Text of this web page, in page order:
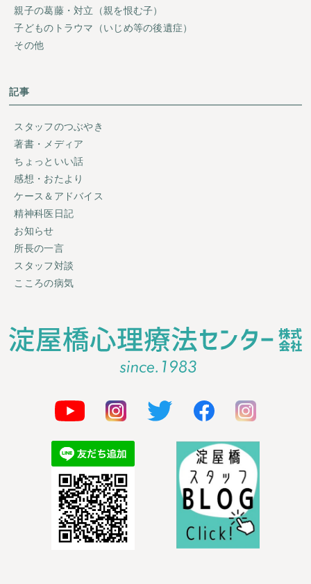
親子の葛藤・対立（親を恨む子）
子どものトラウマ（いじめ等の後遺症）
その他
記事
スタッフのつぶやき
著書・メディア
ちょっといい話
感想・おたより
ケース＆アドバイス
精神科医日記
お知らせ
所長の一言
スタッフ対談
こころの病気